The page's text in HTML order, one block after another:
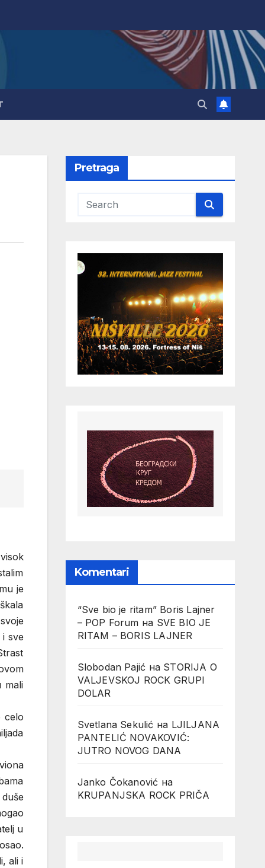
je
sve
mali
celo
u
ali i
Pretraga
Komentari
“Sve bio je ritam” Boris Lajner
– POP Forum на SVE BIO JE
RITAM – BORIS LAJNER
Slobodan Pajić на STORIJA O
VALJEVSKOJ ROCK GRUPI
DOLAR
Svetlana Sekulić на LJILJANA
PANTELIĆ NOVAKOVIĆ:
JUTRO NOVOG DANA
Janko Čokanović на
KRUPANJSKA ROCK PRIČA